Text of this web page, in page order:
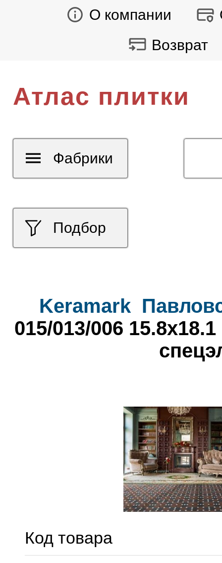
О компании
Возврат
Атлас плитки
Подбор
Фабрики
Keramark
015/013/006
Код товара